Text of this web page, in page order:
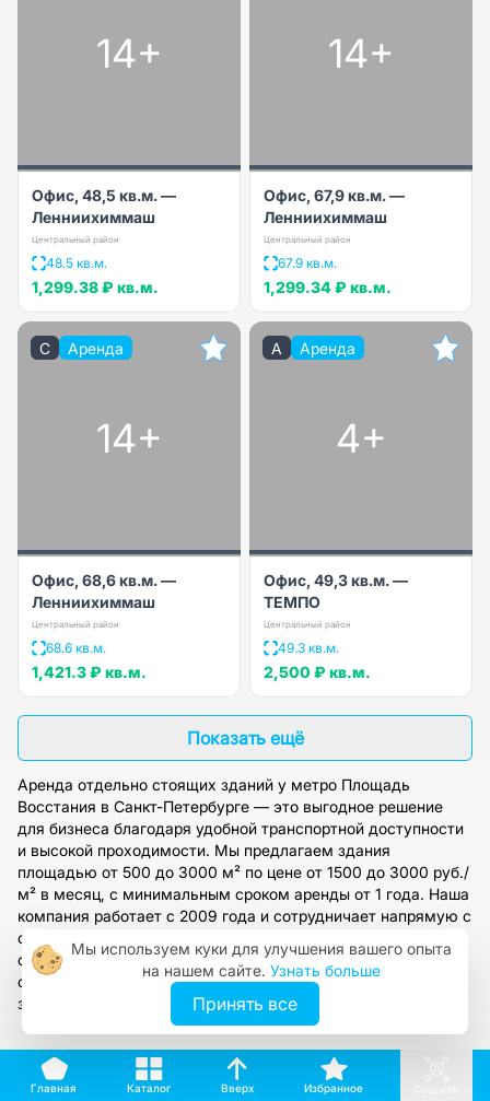
14+
Офис, 48,5 кв.м. —
Ленниихиммаш
Центральный район
48.5 кв.м.
1,299.38 ₽ кв.м.
14+
Офис, 67,9 кв.м. —
Ленниихиммаш
Центральный район
67.9 кв.м.
1,299.34 ₽ кв.м.
C Аренда
14+
Офис, 68,6 кв.м. —
Ленниихиммаш
Центральный район
68.6 кв.м.
1,421.3 ₽ кв.м.
A Аренда
4+
Офис, 49,3 кв.м. —
ТЕМПО
Центральный район
49.3 кв.м.
2,500 ₽ кв.м.
Показать ещё
Аренда отдельно стоящих зданий у метро Площадь
Восстания в Санкт-Петербурге — это выгодное решение
для бизнеса благодаря удобной транспортной доступности
и высокой проходимости. Мы предлагаем здания
площадью от 500 до 3000 м² по цене от 1500 до 3000 руб./
м² в месяц, с минимальным сроком аренды от 1 года. Наша
компания работает с 2009 года и сотрудничает напрямую с
собственниками, обеспечивая полное юридическое
сопровождение сделок. Оставьте заявку на сайте, и наши
специалисты подберут оптимальный вариант под ваши
задачи.
Главная Каталог Вверх Избранное
Мы используем куки для улучшения вашего опыта
на нашем сайте. Узнать больше
Принять все